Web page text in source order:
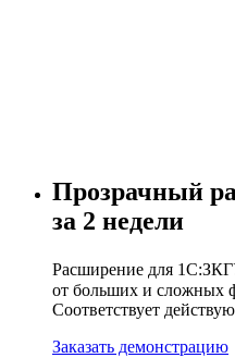
Прозрачный
за 2 недели
Расширение для
от больших и сложных
Соответствует
Заказать демонстрацию